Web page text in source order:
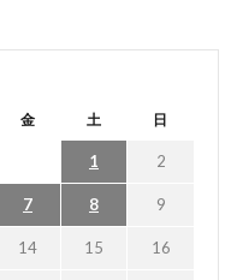
金 土 日
1 2
7 8 9
14 15 16